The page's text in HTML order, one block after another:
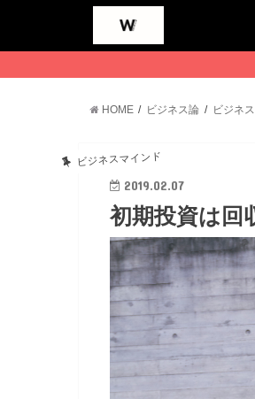
HOME ビジネス論 ビジネ
ビジネスマインド
2019.02.07
初期投資は回